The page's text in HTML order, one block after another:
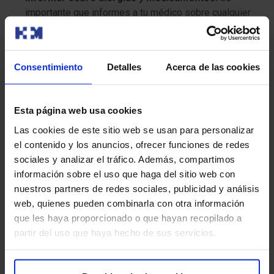
Consentimiento Detalles Acerca de las cookies
Esta página web usa cookies
Las cookies de este sitio web se usan para personalizar
el contenido y los anuncios, ofrecer funciones de redes
sociales y analizar el tráfico. Además, compartimos
información sobre el uso que haga del sitio web con
nuestros partners de redes sociales, publicidad y análisis
web, quienes pueden combinarla con otra información
que les haya proporcionado o que hayan recopilado a
partir del uso que haya hecho de sus servicios.
importante que informes a tu médico sobre cualquier
alergia que tengas y sobre todos los medicamentos
que estás tomando, incluyendo los de venta libre y los
Beber abundante líquido:bebe abundante líquido
Informa sobre embarazo o lactancia:si estás
embarazada o amamantando, informa a tu médico.
¿Tiene algún riesgo?
Los PET Diagnósticos con Radioisótopos son
generalmente seguros, pero como cualquier
procedimiento médico que involucra radiación, tienen